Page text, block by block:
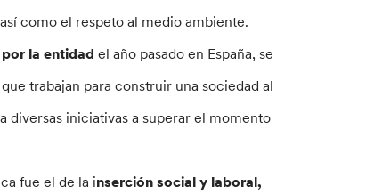
como el respeto al medio ambiente.
por la entidadel año pasado en España, se
trabajan para construir una sociedad al
diversas iniciativas a superar el momento
fue el de la inserción social y laboral,